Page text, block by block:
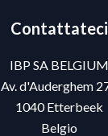
Contattateci
IBP SA BELGIUM
Av. d'Auderghem
1040Etterbeek
Belgio